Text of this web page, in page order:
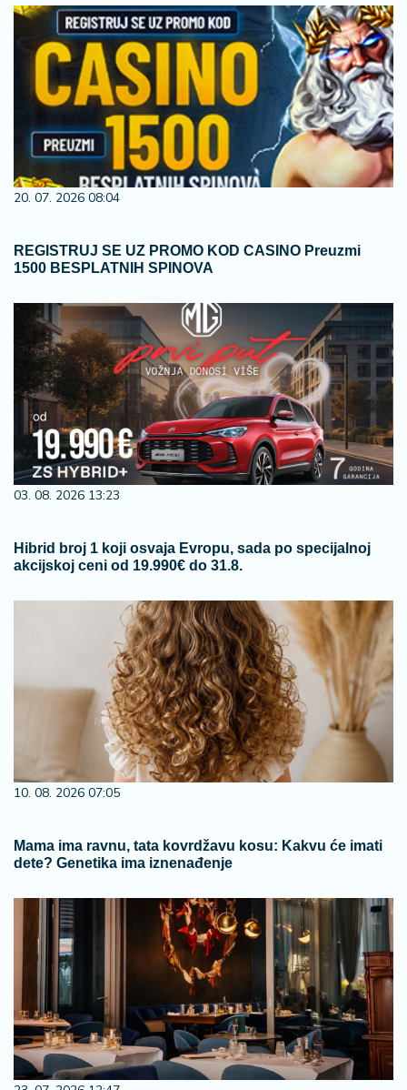
20. 07. 2026 08:04
REGISTRUJ SE UZ PROMO KOD CASINO Preuzmi
1500 BESPLATNIH SPINOVA
03. 08. 2026 13:23
Hibrid broj 1 koji osvaja Evropu, sada po specijalnoj
akcijskoj ceni od 19.990€ do 31.8.
10. 08. 2026 07:05
Mama ima ravnu, tata kovrdžavu kosu: Kakvu će imati
dete? Genetika ima iznenađenje